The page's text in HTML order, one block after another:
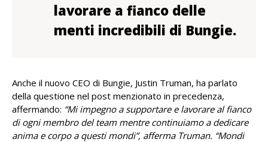
lavorare a fianco delle
menti incredibili di Bungie.
Anche il nuovo CEO di Bungie, Justin Truman, ha parlato
della questione nel post menzionato in precedenza,
affermando: “Mi impegno a supportare e lavorare al fianco
di ogni membro del team mentre continuiamo a dedicare
anima e corpo a questi mondi”, afferma Truman. “Mondi